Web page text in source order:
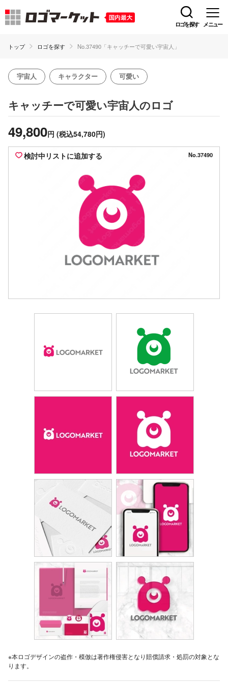
ロゴを探す メニュー
トップ ロゴを探す No.37490「キャッチーで可愛い宇宙人」
宇宙人 キャラクター 可愛い
キャッチーで可愛い宇宙人のロゴ
49,800円 (税込54,780円)
検討中リストに追加する No.37490
※本ロゴデザインの盗作・模倣は著作権侵害となり賠償請求・処罰の対象とな
ります。